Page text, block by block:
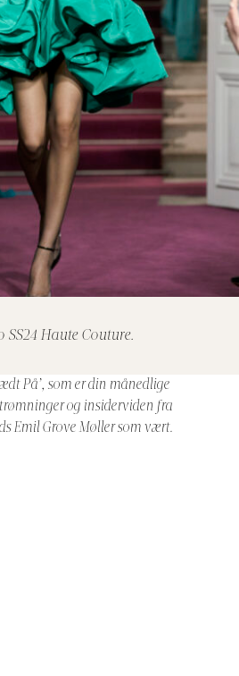
SS24 Haute Couture.
På’, som er din månedlige
og insiderviden fra
Emil Grove Møller som vært.